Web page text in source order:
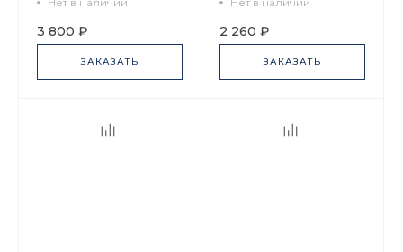
82.81319.00.1
3 800 ₽
ЗАКАЗАТЬ
2 260 ₽
ЗАКАЗАТЬ